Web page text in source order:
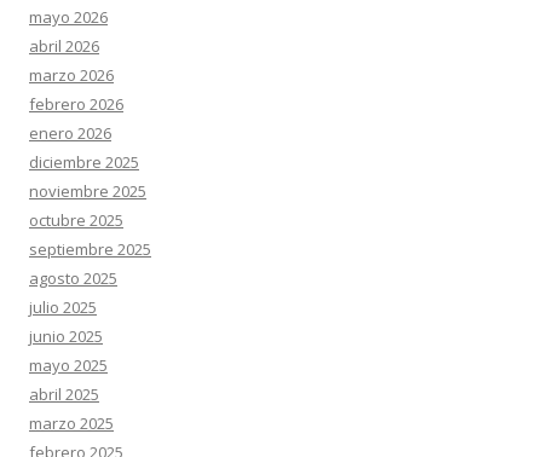
mayo 2026
abril 2026
marzo 2026
febrero 2026
enero 2026
diciembre 2025
noviembre 2025
octubre 2025
septiembre 2025
agosto 2025
julio 2025
junio 2025
mayo 2025
abril 2025
marzo 2025
febrero 2025